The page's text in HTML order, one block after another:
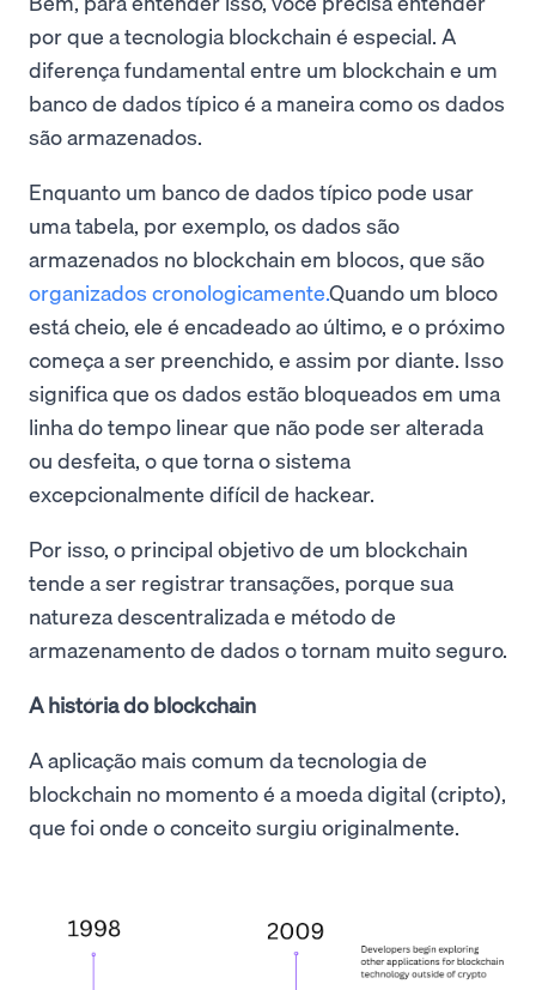
por que a tecnologia blockchain é especial. A
diferença fundamental entre um blockchain e um
banco de dados típico é a maneira como os dados
são armazenados.
Enquanto um banco de dados típico pode usar
uma tabela, por exemplo, os dados são
armazenados no blockchain em blocos, que são
organizados cronologicamente.Quando um bloco
está cheio, ele é encadeado ao último, e o próximo
começa a ser preenchido, e assim por diante. Isso
significa que os dados estão bloqueados em uma
linha do tempo linear que não pode ser alterada
ou desfeita, o que torna o sistema
excepcionalmente difícil de hackear.
Por isso, o principal objetivo de um blockchain
tende a ser registrar transações, porque sua
natureza descentralizada e método de
armazenamento de dados o tornam muito seguro.
A história do blockchain
A aplicação mais comum da tecnologia de
blockchain no momento é a moeda digital (cripto),
que foi onde o conceito surgiu originalmente.